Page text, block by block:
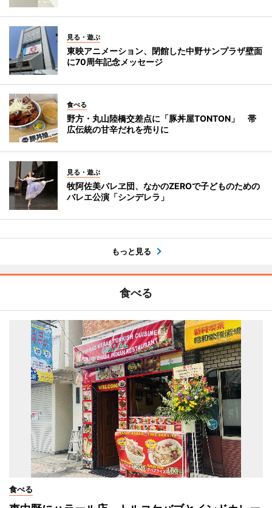
見る・遊ぶ
東映アニメーション、閉館した中野サンプラザ壁面
に70周年記念メッセージ
食べる
野方・丸山陸橋交差点に「豚丼屋TONTON」 帯
広伝統の甘辛だれを売りに
見る・遊ぶ
牧阿佐美バレヱ団、なかのZEROで子どものための
バレエ公演「シンデレラ」
もっと見る
食べる
食べる